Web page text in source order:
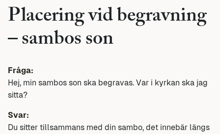
Placering vid begravning
– sambos son
Fråga:
Hej, min sambos son ska begravas. Var i kyrkan ska jag
sitta?
Svar:
Du sitter tillsammans med din sambo, det innebär längs